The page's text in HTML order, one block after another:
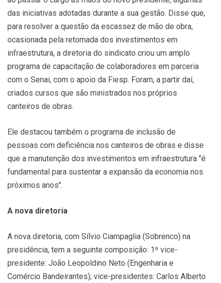
das iniciativas adotadas durante a sua gestão. Disse que,
para resolver a questão da escassez de mão de obra,
ocasionada pela retomada dos investimentos em
infraestrutura, a diretoria do sindicato criou um amplo
programa de capacitação de colaboradores em parceria
com o Senai, com o apoio da Fiesp. Foram, a partir daí,
criados cursos que são ministrados nos próprios
canteiros de obras.
Ele destacou também o programa de inclusão de
pessoas com deficiência nos canteiros de obras e disse
que a manutenção dos investimentos em infraestrutura "é
fundamental para sustentar a expansão da economia nos
próximos anos".
A nova diretoria
A nova diretoria, com Sílvio Ciampaglia (Sobrenco) na
presidência, tem a seguinte composição: 1º vice-
presidente: João Leopoldino Neto (Engenharia e
Comércio Bandeirantes); vice-presidentes: Carlos Alberto